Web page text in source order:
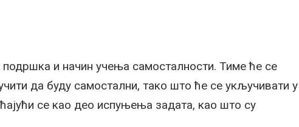
и начин учења самосталности. Тиме ће се
да буду самостални, тако што ће се укључивати у
се као део испуњења задата, као што су